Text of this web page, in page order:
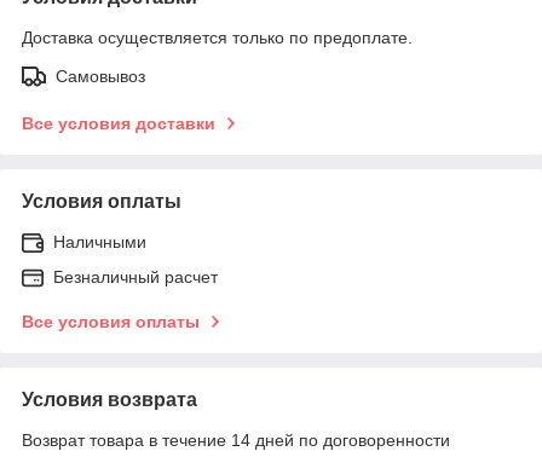
Доставка осуществляется только по предоплате.
Самовывоз
Все условия доставки
Условия оплаты
Наличными
Безналичный расчет
Все условия оплаты
Условия возврата
Возврат товара в течение 14 дней по договоренности